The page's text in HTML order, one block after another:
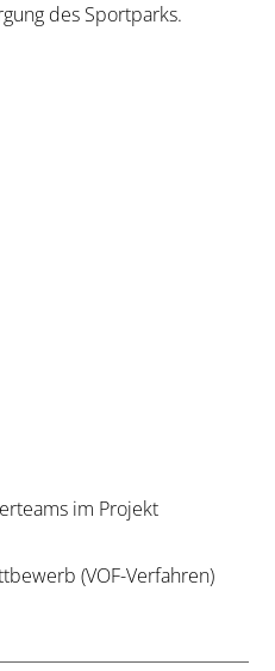
des Sportparks.
im Projekt
(VOF-Verfahren)